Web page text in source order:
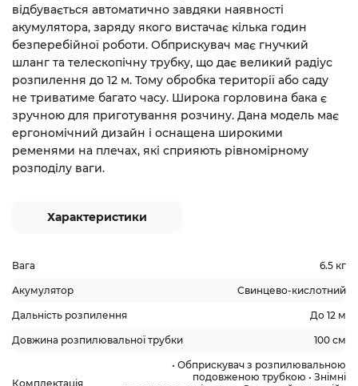
відбувається автоматично завдяки наявності
акумулятора, заряду якого вистачає кілька годин
безперебійної роботи. Обприскувач має гнучкий
шланг та телескопічну трубку, що дає великий радіус
розпилення до 12 м. Тому обробка території або саду
не триватиме багато часу. Широка горловина бака є
зручною для приготування розчину. Дана модель має
ергономічний дизайн і оснащена широкими
ременями на плечах, які сприяють рівномірному
розподілу ваги.
Характеристики
Вага 6.5 кг
Акумулятор Свинцево-кислотний
Дальність розпилення До 12 м
Довжина розпилювальної трубки 100 см
Комплектація
• Обприскувач з розпилювальною
подовженою трубкою • Знімні